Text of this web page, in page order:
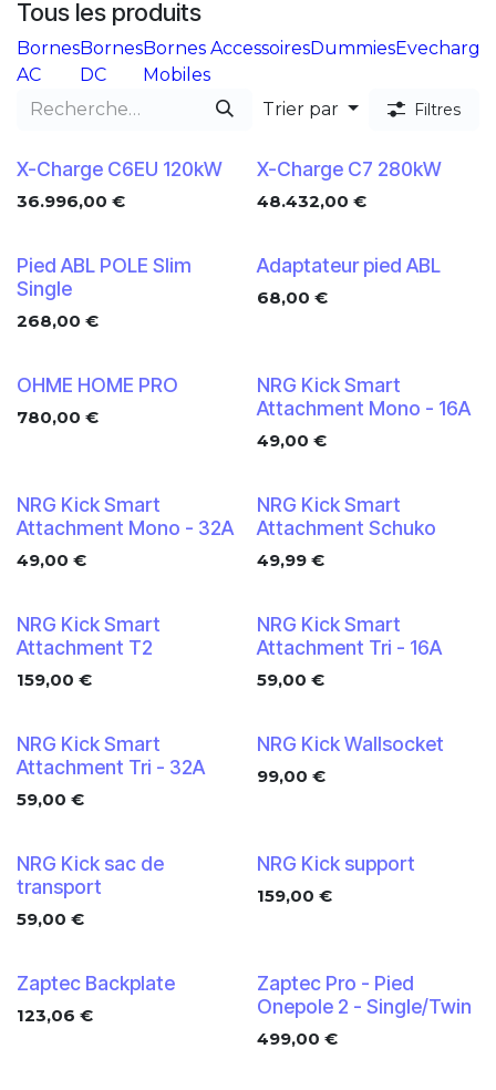
Tous les produits
Bornes
AC
Bornes
DC
Bornes
Mobiles
AccessoiresDummiesEvecharge
Trier par Filtres
X-Charge C6EU 120kW
36.996,00 €
X-Charge C7 280kW
48.432,00 €
Pied ABL POLE Slim
Single
268,00 €
Adaptateur pied ABL
68,00 €
Nouveau !
OHME HOME PRO
780,00 €
NRG Kick Smart
Attachment Mono - 16A
49,00 €
NRG Kick Smart
Attachment Mono - 32A
49,00 €
NRG Kick Smart
Attachment Schuko
49,99€
NRG Kick Smart
Attachment T2
159,00 €
NRG Kick Smart
Attachment Tri - 16A
59,00 €
NRG Kick Smart
Attachment Tri - 32A
59,00 €
NRG Kick Wallsocket
99,00 €
NRG Kick sac de
transport
59,00 €
NRG Kick support
159,00 €
Zaptec Backplate
123,06 €
Zaptec Pro - Pied
Onepole 2 - Single/Twin
499,00 €